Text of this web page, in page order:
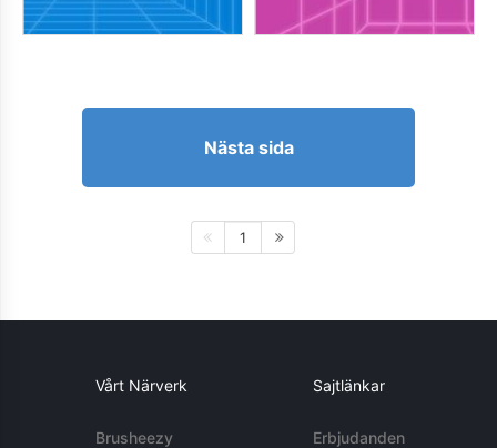
Nästa sida
1
Vårt Närverk
Brusheezy
Sajtlänkar
Erbjudanden